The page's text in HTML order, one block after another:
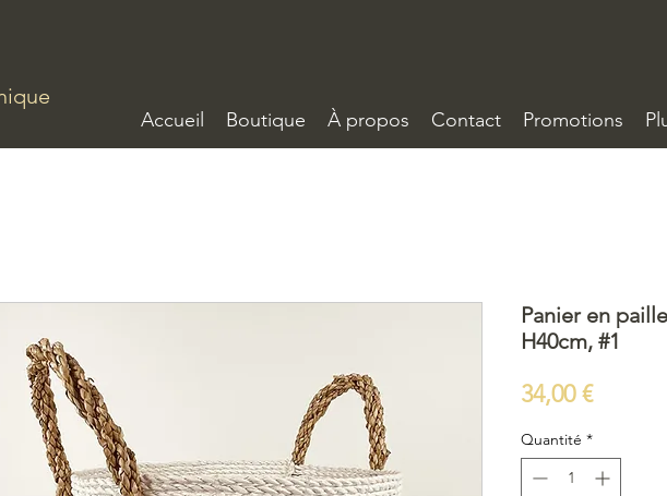
Accueil Boutique À propos Contact Promotions
Panier en
H40cm, #1
34,00 €Prix
Quantité *